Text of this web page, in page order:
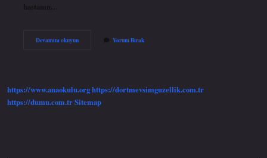
hastanın…
Devamını okuyunGenel
Yorum Bırak
https://www.anaokulu.orghttps://dortmevsimguzellik.com.tr
https://dumu.com.trSitemap